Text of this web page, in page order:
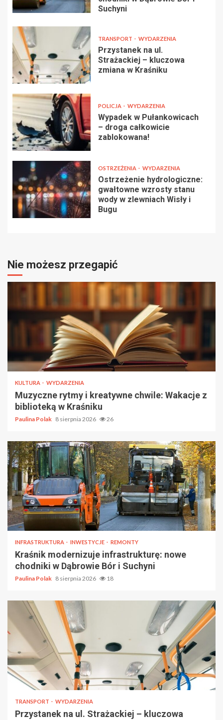
Suchyni
TRANSPORT WYDARZENIA
Przystanek na ul.
Strażackiej – kluczowa
zmiana w Kraśniku
POLICJA WYDARZENIA
Wypadek w Pułankowicach
– droga całkowicie
zablokowana!
OSTRZEŻENIA WYDARZENIA
Ostrzeżenie hydrologiczne:
gwałtowne wzrosty stanu
wody w zlewniach Wisły i
Bugu
Nie możesz przegapić
KULTURA WYDARZENIA
Muzyczne rytmy i kreatywne chwile: Wakacje z
biblioteką w Kraśniku
Paulina Polak 8 sierpnia 2026 26
INFRASTRUKTURA INWESTYCJE REMONTY
Kraśnik modernizuje infrastrukturę: nowe
chodniki w Dąbrowie Bór i Suchyni
Paulina Polak 8 sierpnia 2026 18
TRANSPORT WYDARZENIA
Przystanek na ul. Strażackiej – kluczowa